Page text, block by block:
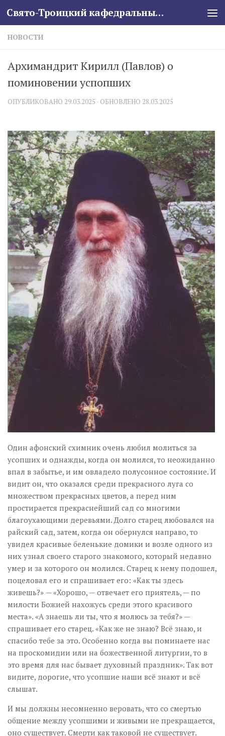
Skip to content Свято-Троицкий кафедральный собор
НОВОСТИ
Архимандрит Кирилл (Павлов) о
поминовении успопших
ОПУБЛИКОВАНО 29.03.2025 · ОБНОВЛЕНО 28.03.2025
Один афонский схимник очень любил молиться за
усопших и однажды, когда он молился, то неожиданно
впал в забытье, и им овладело полусонное состояние. И
видит он, что оказался среди прекрасного луга со
множеством прекрасных цветов, а перед ним
простирается прекраснейший сад со многими
благоухающими деревьями. Долго старец любовался на
райский сад, затем, когда он обернулся направо, то
увидел красивые беленькие домики и возле одного из
них узнал своего старого знакомого, который недавно
умер и за которого он молился. Старец к нему подошел,
поцеловал его и спрашивает его: «Как ты здесь
живешь?» — «Хорошо, — отвечает его приятель, — по
милости Божией нахожусь среди этого красивого
места». «А знаешь ли ты, что я молюсь за тебя?» —
спрашивает его старец. «Как же не знаю? Всё знаю, и
спасибо тебе за это. Особенно когда вы поминаете нас
на проскомидии или на божественной литургии, то в
это время для нас бывает духовный праздник». Так вот
видите, дорогие, что усопшие наши всё знают и всё
слышат.
И мы должны несомненно веровать, что со смертью
общение между усопшими и живыми не прекращается,
оно существует. Смерти как таковой не существует.